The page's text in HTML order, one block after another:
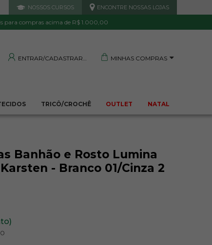
NOSSOS CURSOS ENCONTRE NOSSAS LOJAS
para compras acima de R$ 1.000,00
ENTRAR/CADASTRAR MINHAS COMPRAS
TRICÔ/CROCHÊ OUTLET NATAL
QUALIDADE TRANQUILIDADE E PROTEÇÃO
Banhão e Rosto Lumina
- Branco 01/Cinza 2